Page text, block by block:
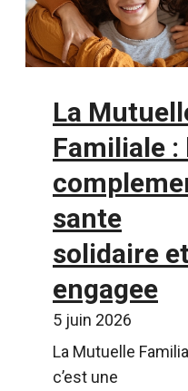
La
Familiale :
sante
solidaire
engagee
5 juin 2026
La Mutuelle
c’est une